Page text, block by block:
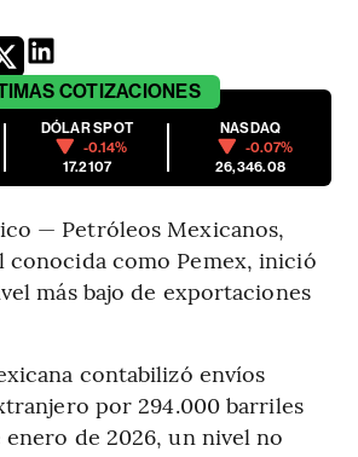
COTIZACIONES
DÓLAR SPOT
-0.14%
17.2107
NASDAQ
-0.07%
26,346.08
— Petróleos Mexicanos,
conocida como Pemex, inició
más bajo de exportaciones
contabilizó envíos
por 294.000 barriles
de 2026, un nivel no